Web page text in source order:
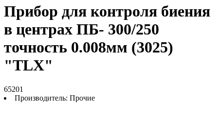
Прибор для контроля биения
в центрах ПБ- 300/250
точность 0.008мм (3025)
"TLX"
65201
Производитель: Прочие